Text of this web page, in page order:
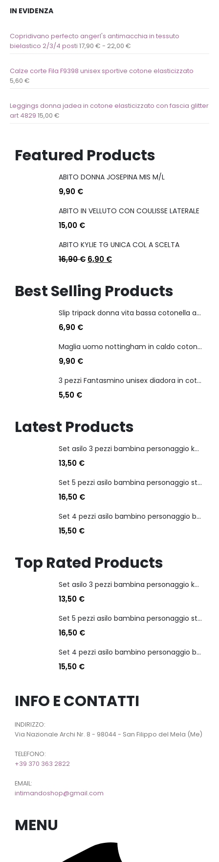
IN EVIDENZA
Copridivano perfecto angerl's antimacchia in tessuto
bielastico 2/3/4 posti 17,90 € - 22,00 €
Calze corte Fila F9398 unisex sportive cotone elasticizzato
5,60 €
Leggings donna jadea in cotone elasticizzato con fascia glitter
art 4829 15,00 €
Featured Products
ABITO DONNA JOSEPINA MIS M/L
9,90 €
ABITO IN VELLUTO CON COULISSE LATERALE
15,00 €
ABITO KYLIE TG UNICA COL A SCELTA
16,90€ 6,90 €
Best Selling Products
Slip tripack donna vita bassa cotonella art 3165 in cotone elasticizzato
6,90 €
Maglia uomo nottingham in caldo cotone scollo a v manica lunga
9,90 €
3 pezzi Fantasmino unisex diadora in cotone mercerizzato tg dalla 35 alla 46
5,50 €
Latest Products
Set asilo 3 pezzi bambina personaggio kuromi
13,50 €
Set 5 pezzi asilo bambina personaggio stitch angel
16,50 €
Set 4 pezzi asilo bambino personaggio batman
15,50 €
Top Rated Products
Set asilo 3 pezzi bambina personaggio kuromi
13,50 €
Set 5 pezzi asilo bambina personaggio stitch angel
16,50 €
Set 4 pezzi asilo bambino personaggio batman
15,50 €
INFO E CONTATTI
INDIRIZZO:
Via Nazionale Archi Nr. 8 - 98044 - San Filippo del Mela (Me)
TELEFONO:
+39 370 363 2822
EMAIL:
intimandoshop@gmail.com
MENU